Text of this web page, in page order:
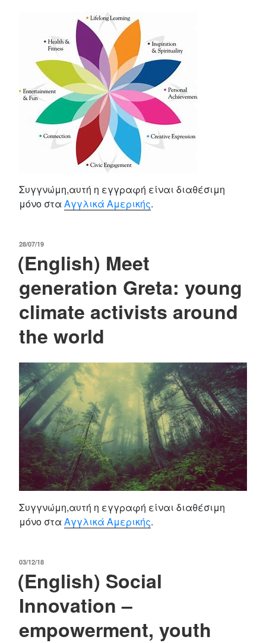
Συγγνώμη,αυτή η εγγραφή είναι διαθέσιμη
μόνο στα Αγγλικά Αμερικής.
POSTED
28/07/19
(English) Meet
generation Greta: young
climate activists around
the world
Συγγνώμη,αυτή η εγγραφή είναι διαθέσιμη
μόνο στα Αγγλικά Αμερικής.
POSTED
03/12/18
(English) Social
Innovation –
empowerment, youth